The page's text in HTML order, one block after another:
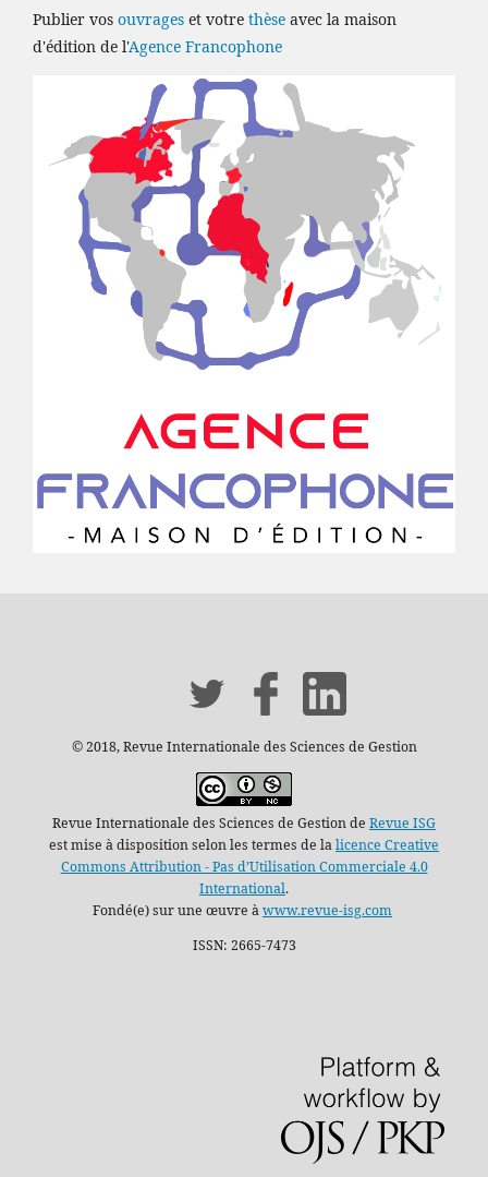
Publier vos ouvrages et votre thèse avec la maison
d'édition de l'Agence Francophone
© 2018, Revue Internationale des Sciences de Gestion
Revue Internationale des Sciences de Gestion de Revue ISG
est mise à disposition selon les termes de lalicence Creative
Commons Attribution - Pas d’Utilisation Commerciale 4.0
International.
Fondé(e) sur une œuvre àwww.revue-isg.com
ISSN: 2665-7473